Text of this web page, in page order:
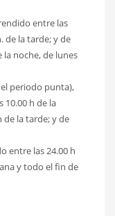
entre las
de la tarde; y de
la noche, de lunes
periodo punta),
10.00 h de la
de la tarde; y de
entre las 24.00 h
y todo el fin de